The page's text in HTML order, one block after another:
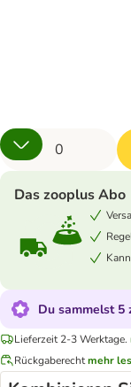
Das zooplus Abo
Du sammelst 5
Lieferzeit 2-3 Werktage.
Rückgaberechtmehr